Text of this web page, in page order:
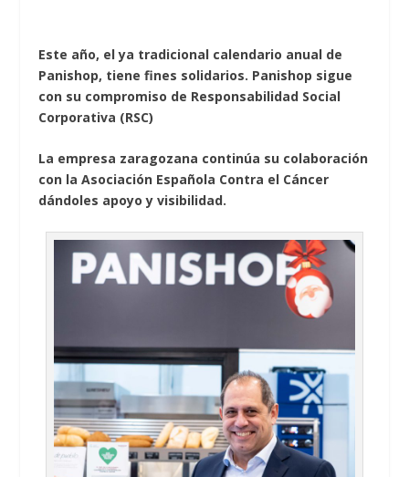
Este año, el ya tradicional calendario anual de
Panishop, tiene fines solidarios. Panishop sigue
con su compromiso de Responsabilidad Social
Corporativa (RSC)
La empresa zaragozana continúa su colaboración
con la Asociación Española Contra el Cáncer
dándoles apoyo y visibilidad.